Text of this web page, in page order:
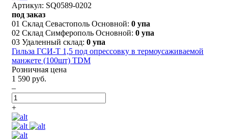
Артикул: SQ0589-0202
под заказ
01 Склад Севастополь Основной: 0 упа
02 Склад Симферополь Основной: 0 упа
03 Удаленный склад: 0 упа
Гильза ГСИ-Т 1,5 под опрессовку в термоусаживаемой
манжете (100шт) TDM
Розничная цена
1 590 руб.
–
+